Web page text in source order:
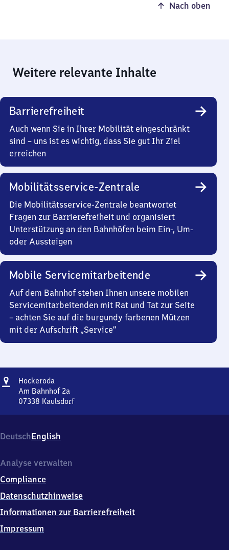
Nach oben
Weitere relevante Inhalte
Barrierefreiheit
Auch wenn Sie in Ihrer Mobilität eingeschränkt
sind – uns ist es wichtig, dass Sie gut Ihr Ziel
erreichen
Mobilitätsservice-Zentrale
Die Mobilitätsservice-Zentrale beantwortet
Fragen zur Barrierefreiheit und organisiert
Unterstützung an den Bahnhöfen beim Ein-, Um-
oder Aussteigen
Mobile Servicemitarbeitende
Auf dem Bahnhof stehen Ihnen unsere mobilen
Servicemitarbeitenden mit Rat und Tat zur Seite
– achten Sie auf die burgundy farbenen Mützen
mit der Aufschrift „Service“
Adresse
Hockeroda
Am Bahnhof 2a
07338 Kaulsdorf
Bahnhof
2a,
7
3
8
DeutschEnglish
Analyse verwalten
Compliance
Datenschutzhinweise
Informationen zur Barrierefreiheit
Impressum